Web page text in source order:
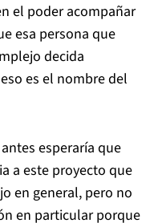
el poder acompañar
esa persona que
decida
es el nombre del
esperaría que
a este proyecto que
en general, pero no
en particular porque